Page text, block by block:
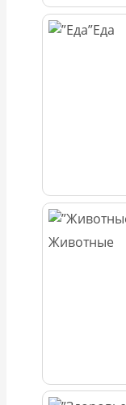
Еда
Животные